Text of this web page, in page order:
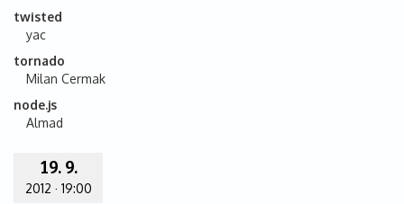
twisted
yac
tornado
Milan Cermak
node.js
Almad
19. 9.
2012 · 19:00